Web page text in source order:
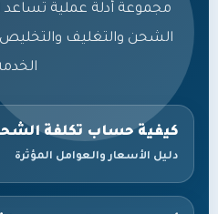
مجموعة أدلة عملية
الشحن والتغليف
كيفية حساب تكلفة
دليل الأسعار والعوامل المؤثرة